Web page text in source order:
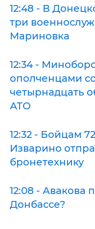
12:48 - В
три
Мариновка
12:34 -
ополченцами
четырнадцать
АТО
12:32 - Бойцам
Изварино
бронетехнику
12:08 - Авакова
Донбассе?